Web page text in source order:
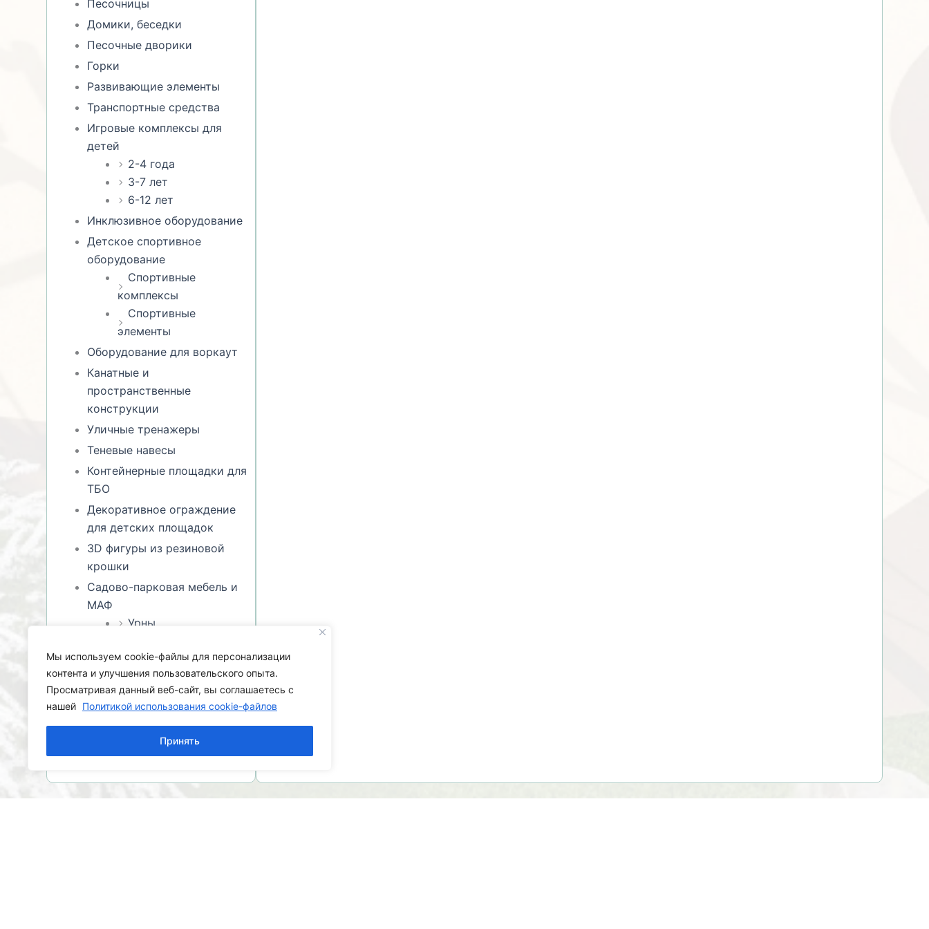
Мы используем cookie-файлы для персонализации
контента и улучшения пользовательского опыта.
Просматривая данный веб-сайт, вы соглашаетесь с
нашей Политикой использования cookie-файлов
Принять
Песочницы
Домики, беседки
Песочные дворики
Горки
Развивающие элементы
Транспортные средства
Игровые комплексы для
детей
2-4 года
3-7 лет
6-12 лет
Инклюзивное оборудование
Детское спортивное
оборудование
Спортивные
комплексы
Спортивные
элементы
Оборудование для воркаут
Канатные и
пространственные
конструкции
Уличные тренажеры
Теневые навесы
Контейнерные площадки для
ТБО
Декоративное ограждение
для детских площадок
3D фигуры из резиновой
крошки
Садово-парковая мебель и
МАФ
Урны
Скамейки
Столы и комплекты
уличной мебели
Арки и перголы
Прочее
оборудование